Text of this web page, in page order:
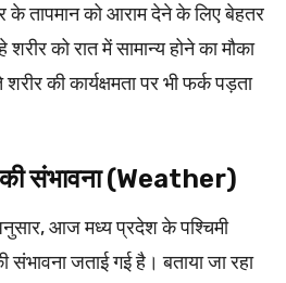
तापमान को आराम देने के लिए बेहतर
को रात में सामान्य होने का मौका
की कार्यक्षमता पर भी फर्क पड़ता
की संभावना (Weather)
अनुसार, आज मध्य प्रदेश के पश्चिमी
संभावना जताई गई है। बताया जा रहा